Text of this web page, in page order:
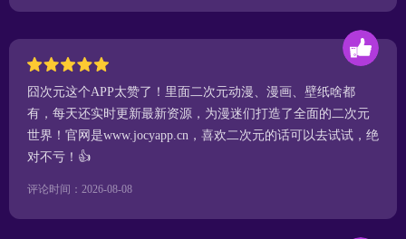
囧次元这个APP太赞了！里面二次元动漫、漫画、壁纸啥都
有，每天还实时更新最新资源，为漫迷们打造了全面的二次元
世界！官网是www.jocyapp.cn，喜欢二次元的话可以去试试，绝
对不亏！👍
评论时间：2026-08-08